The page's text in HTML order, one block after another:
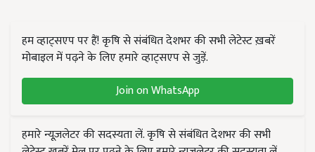
हम व्हाट्सएप पर हैं! कृषि से संबंधित देशभर की सभी लेटेस्ट ख़बरें
मोबाइल में पढ़ने के लिए हमारे व्हाट्सएप से जुड़ें.
Join on WhatsApp
हमारे न्यूज़लेटर की सदस्यता लें. कृषि से संबंधित देशभर की सभी